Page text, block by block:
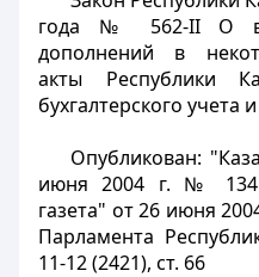
года № 562-II О
дополнений в
акты Республики
бухгалтерского учета
Опубликован:
июня 2004 г. № 134
газета" от 26 июня
Парламента
11-12 (2421), ст. 66